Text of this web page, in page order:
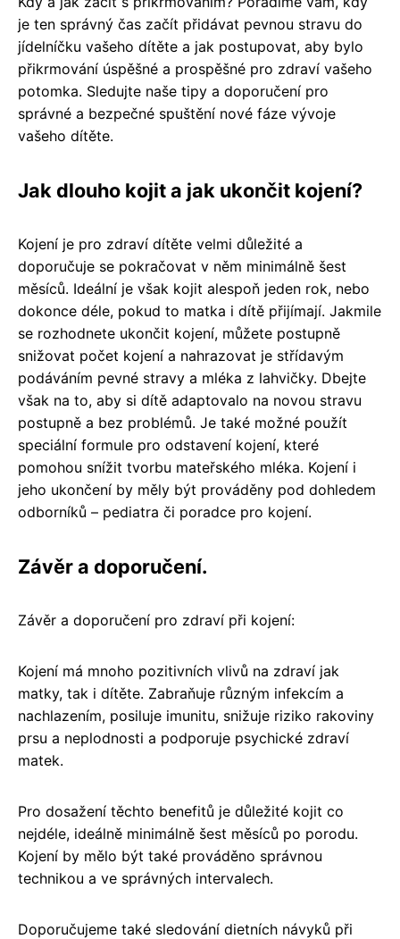
je ten správný čas začít přidávat pevnou stravu do
jídelníčku vašeho dítěte a jak postupovat, aby bylo
přikrmování úspěšné a prospěšné pro zdraví vašeho
potomka. Sledujte naše tipy a doporučení pro
správné a bezpečné spuštění nové fáze vývoje
vašeho dítěte.
Jak dlouho kojit a jak ukončit kojení?
Kojení je pro zdraví dítěte velmi důležité a
doporučuje se pokračovat v něm minimálně šest
měsíců. Ideální je však kojit alespoň jeden rok, nebo
dokonce déle, pokud to matka i dítě přijímají. Jakmile
se rozhodnete ukončit kojení, můžete postupně
snižovat počet kojení a nahrazovat je střídavým
podáváním pevné stravy a mléka z lahvičky. Dbejte
však na to, aby si dítě adaptovalo na novou stravu
postupně a bez problémů. Je také možné použít
speciální formule pro odstavení kojení, které
pomohou snížit tvorbu mateřského mléka. Kojení i
jeho ukončení by měly být prováděny pod dohledem
odborníků – pediatra či poradce pro kojení.
Závěr a doporučení.
Závěr a doporučení pro zdraví při kojení:
Kojení má mnoho pozitivních vlivů na zdraví jak
matky, tak i dítěte. Zabraňuje různým infekcím a
nachlazením, posiluje imunitu, snižuje riziko rakoviny
prsu a neplodnosti a podporuje psychické zdraví
matek.
Pro dosažení těchto benefitů je důležité kojit co
nejdéle, ideálně minimálně šest měsíců po porodu.
Kojení by mělo být také prováděno správnou
technikou a ve správných intervalech.
Doporučujeme také sledování dietních návyků při